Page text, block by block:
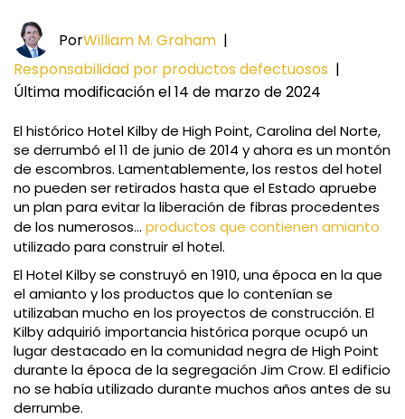
PorWilliam M. Graham |
Responsabilidad por productos defectuosos |
Última modificación el 14 de marzo de 2024
El histórico Hotel Kilby de High Point, Carolina del Norte,
se derrumbó el 11 de junio de 2014 y ahora es un montón
de escombros. Lamentablemente, los restos del hotel
no pueden ser retirados hasta que el Estado apruebe
un plan para evitar la liberación de fibras procedentes
de los numerosos... productos que contienen amianto
utilizado para construir el hotel.
El Hotel Kilby se construyó en 1910, una época en la que
el amianto y los productos que lo contenían se
utilizaban mucho en los proyectos de construcción. El
Kilby adquirió importancia histórica porque ocupó un
lugar destacado en la comunidad negra de High Point
durante la época de la segregación Jim Crow. El edificio
no se había utilizado durante muchos años antes de su
derrumbe.